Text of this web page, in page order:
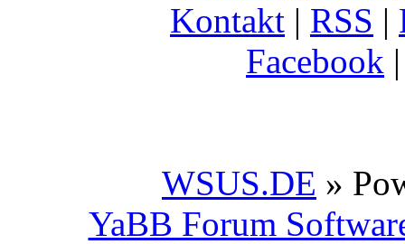
Kontakt | RSS |
Facebook
WSUS.DE »
YaBB Forum